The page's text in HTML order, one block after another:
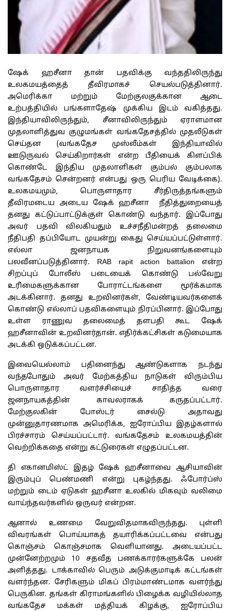
ஷேக் ஹசீனா தான் பதவிக்கு வந்ததிலிருந்து
உலகமயத்தைத் தீவிரமாகச் செயல்படுத்தினார்.
அமெரிக்கா மற்றும் மேற்குலகுக்கான ஆடை
உற்பத்தியில் பங்களாதேஷ் முக்கிய இடம் வகித்தது.
இந்தியாவிலிருந்தும், சீனாவிலிருந்தும் ஏராளமான
முதலாளித்துவ குழுமங்கள் வங்கதேசத்தில் முதலீடுகள்
செய்தன (வங்கதேச முஸ்லீம்கள் இந்தியாவில்
ஊடுருவல் செய்கிறார்கள் என்ற பீதியைக் கிளப்பிக்
கொண்டே இந்திய முதலாளிகள் கும்பல் கும்பலாக
வங்கதேசம் சென்றனர் என்பது ஒரு பெரிய வேடிக்கை).
உலகமயமும், பொருளாதார சீர்திருத்தங்களும்
தீவிரமடைய அடைய ஷேக் ஹசீனா நீதித்துறையைத்
தனது கட்டுப்பாட்டுக்குள் கொண்டு வந்தார். இப்போது
அவர் பதவி விலகியதும் உச்சநீதிமன்றத் தலைமை
நீதிபதி தப்பியோட முயன்று கைது செய்யப்பட்டுள்ளார்.
எல்லா ஜனநாயக நிறுவனங்களையும்
பலவீனப்படுத்தினார். RAB rapit action battalion என்ற
சிறப்புப் போலீஸ் படையைக் கொண்டு பல்வேறு
உரி்மைகளுக்கான போராட்டங்களை மூர்க்கமாக
அடக்கினார். தனது உறவினர்கள், வேண்டியவர்களைக்
கொண்டு எல்லாப் பதவிகளையும் நிரப்பினார். இப்போது
உள்ள ராணுவ தலைமைத் தளபதி கூட ஷேக்
ஹசீனாவின் உறவினர்தான். எதிர்க்கட்சிகள் கடுமையாக
அடக்கி ஒடுக்கப்பட்டன.
இவையெல்லாம் பதினைந்து ஆண்டுகளாக நடந்து
வந்தபோதும் அவர் மேற்கத்திய நாடுகள் விரும்பிய
பொருளாதார வளர்ச்சியைச் சாதித்த வரை
ஜனநாயகத்தின் காவலராகக் கருதப்பட்டார்.
மேற்குலகின் போஸ்டர் சைல்டு அதாவது
முன்னுதாரணமாக அமெரிக்க, ஐரோப்பிய இதழ்களால்
பிரச்சாரம் செய்யப்பட்டார். வங்கதேசம் உலகமயத்தின்
வெற்றிக்கதை என்று கட்டுரைகள் எழுதப்பட்டன.
தி எகானமிஸ்ட் இதழ் ஷேக் ஹசீனாவை ஆசியாவின்
இரும்புப் பெண்மணி என்று புகழ்ந்தது. ஃபோர்ப்ஸ்
மற்றும் டைம் ஏடுகள் ஹசீனா உலகில் மிகவும் வலிமை
வாய்ந்தவர்களில் ஒருவர் என்றன.
ஆனால் உணமை வேறுவிதமாகவிருந்தது. புள்ளி
விவரங்கள் பொய்யாகத் தயாரிக்கப்பட்டவை என்பது
கொஞ்சம் கொஞ்சமாக வெளியானது. அடையப்பட்ட
முன்னேற்றமும் 10 சதவீத பணக்காரர்களுக்கே பலன்
அளித்தது. டாக்காவில் பெரும் அடுக்குமாடிக் கட்டங்கள்
வளர்ந்தன. சேரிகளும் மிகப் பிரம்மாண்டமாக வளர்ந்து
பெருகின. தங்கள் கிராமங்களில் பிழைக்க வழியில்லாத
வங்கதேச மக்கள் மத்தியக் கிழக்கு, ஐரோப்பிய